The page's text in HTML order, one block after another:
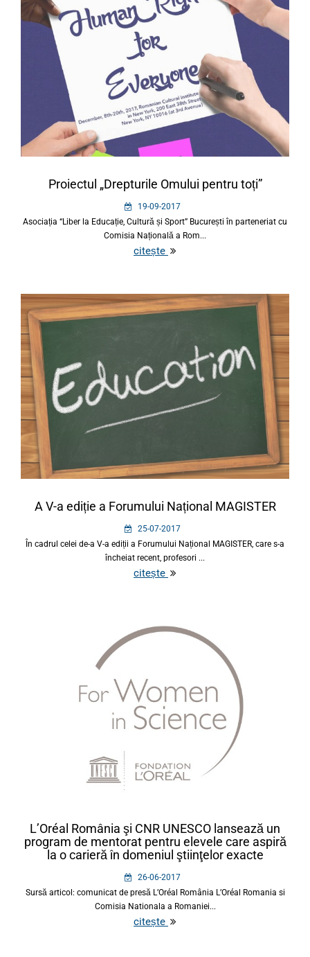
Proiectul „Drepturile Omului pentru toți”
19-09-2017
Asociația “Liber la Educație, Cultură și Sport” București în parteneriat cu
Comisia Națională a Rom...
citește
A V-a ediție a Forumului Național MAGISTER
25-07-2017
În cadrul celei de-a V-a ediții a Forumului Național MAGISTER, care s-a
încheiat recent, profesori ...
citește
L’Oréal România şi CNR UNESCO lansează un
program de mentorat pentru elevele care aspiră
la o carieră în domeniul ştiinţelor exacte
26-06-2017
Sursă articol: comunicat de presă L’Oréal România L’Oréal Romania si
Comisia Nationala a Romaniei...
citește